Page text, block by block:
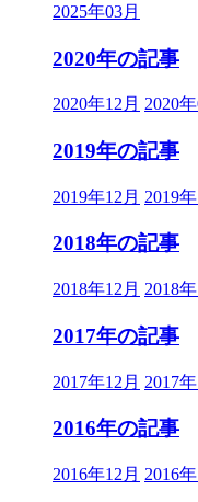
2025年03月
2020年の記事
2020年12月 2020
2019年の記事
2019年12月 2019
2018年の記事
2018年12月 2018
2017年の記事
2017年12月 2017
2016年の記事
2016年12月 2016